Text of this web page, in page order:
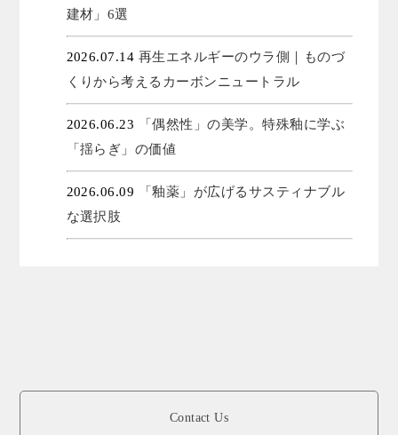
建材」6選
2026.07.14 再生エネルギーのウラ側｜ものづ
くりから考えるカーボンニュートラル
2026.06.23
「偶然性」の美学。特殊釉に学ぶ
「揺らぎ」の価値
2026.06.09
「釉薬」が広げるサスティナブル
な選択肢
Contact Us